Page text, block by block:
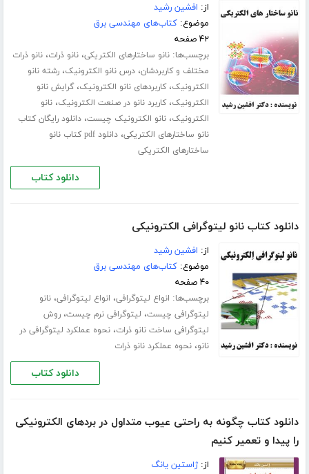
از: افشین رشید
موضوع:کتاب‌های مهندسی برق
۴۲ صفحه
برچسب‌ها:نانو ساختارهای الکتریکی،نانو ذرات،نانو ذرات
مختلف و کاربردشان،درس نانو الکترونیک،رشته نانو
الکترونیک،کاربردهای نانو الکترونیک،گرایش نانو
الکترونیک،کاربرد نانو در صنعت الکترونیک،نانو
الکترونیک،نانو الکترونیک چیست،دانلود رایگان کتاب
نانو ساختارهای الکتریکی،
دانلود pdf کتاب نانو
ساختارهای الکتریکی
دانلود کتاب
دانلود کتاب نانو لیتوگرافی الکترونیکی
از: افشین رشید
موضوع:کتاب‌های مهندسی برق
۴۰ صفحه
برچسب‌ها: انواع لیتوگرافی، انواع لیتوگرافی،نانو
لیتوگرافی چیست، لیتوگرافی نرم چیست،روش
لیتوگرافی ساخت نانو ذرات،نحوه عملکرد لیتوگرافی در
نانو،نحوه عملکرد نانو ذرات
دانلود کتاب
دانلود کتاب چگونه به راحتی عیوب متداول در بردهای الکترونیکی
را پیدا و تعمیر کنیم
از:ژاستین یانگ